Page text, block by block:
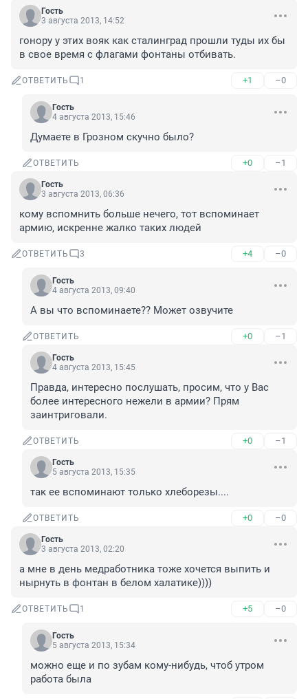
Гость
3 августа 2013, 14:52
гонору у этих вояк как сталинград прошли туды их бы
в свое время с флагами фонтаны отбивать.
ОТВЕТИТЬ 1 +1 –0
Гость
4 августа 2013, 15:46
Думаете в Грозном скучно было?
ОТВЕТИТЬ +0 –1
Гость
3 августа 2013, 06:36
кому вспомнить больше нечего, тот вспоминает
армию, искренне жалко таких людей
ОТВЕТИТЬ 3 +4 –0
Гость
4 августа 2013, 09:40
А вы что вспоминаете?? Может озвучите
ОТВЕТИТЬ +0 –1
Гость
4 августа 2013, 15:45
Правда, интересно послушать, просим, что у Вас
более интересного нежели в армии? Прям
заинтриговали.
ОТВЕТИТЬ +0 –1
Гость
5 августа 2013, 15:35
так ее вспоминают только хлеборезы....
ОТВЕТИТЬ +0 –0
Гость
3 августа 2013, 02:20
а мне в день медработника тоже хочется выпить и
нырнуть в фонтан в белом халатике))))
ОТВЕТИТЬ 1 +5 –0
Гость
5 августа 2013, 15:34
можно еще и по зубам кому-нибудь, чтоб утром
работа была